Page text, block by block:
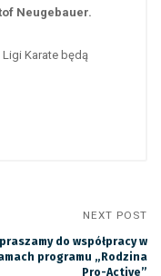
Neugebauer.
Karate będą
NEXT POST
do współpracy w
programu „Rodzina
Pro-Active”